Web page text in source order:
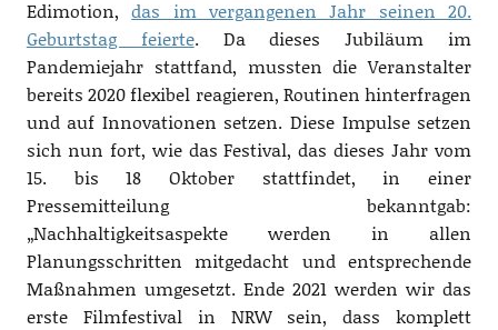
Edimotion,das im vergangenen Jahr seinen 20.
Geburtstag feierte. Da dieses Jubiläum im
Pandemiejahr stattfand, mussten die Veranstalter
bereits 2020 flexibel reagieren, Routinen hinterfragen
und auf Innovationen setzen. Diese Impulse setzen
sich nun fort, wie das Festival, das dieses Jahr vom
15. bis 18 Oktober stattfindet, in einer
Pressemitteilung bekanntgab:
„Nachhaltigkeitsaspekte werden in allen
Planungsschritten mitgedacht und entsprechende
Maßnahmen umgesetzt. Ende 2021 werden wir das
erste Filmfestival in NRW sein, dass komplett